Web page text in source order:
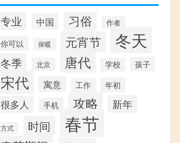
专业 中国 习俗 作者
你可以 保暖 元宵节 冬天
冬季 北京 唐代 学校 孩子
宋代 寓意 工作 年初
很多人 手机 攻略 新年
方式 时间 春节